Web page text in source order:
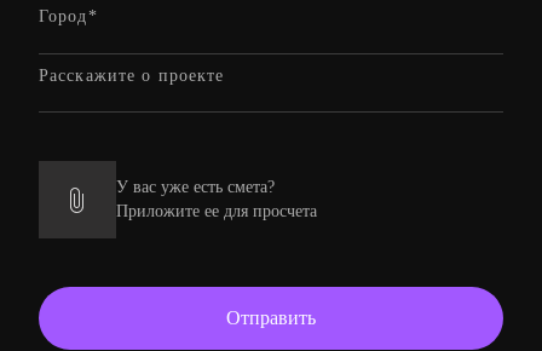
У вас уже есть смета?
Приложите ее для просчета